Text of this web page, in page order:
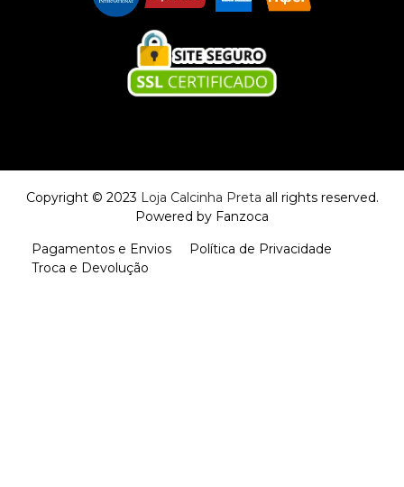
Copyright © 2023 Loja Calcinha Preta all rights reserved.
Powered by Fanzoca
Pagamentos e Envios
Política de Privacidade
Troca e Devolução